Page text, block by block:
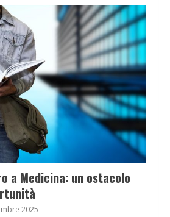
a Medicina: un ostacolo
2025